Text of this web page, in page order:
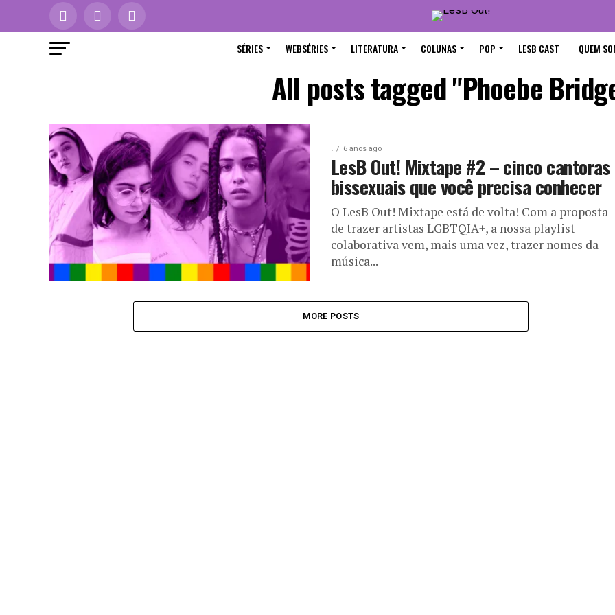
SÉRIES WEBSÉRIES LITERATURA COLUNAS POP LESB CAST QUEM
All posts tagged "Phoebe
. 6 anos ago
LesB Out! Mixtape #2 – cinco cantoras
bissexuais que você precisa conhecer
O LesB Out! Mixtape está de volta! Com a proposta
de trazer artistas LGBTQIA+, a nossa playlist
colaborativa vem, mais uma vez, trazer nomes da
música...
MORE POSTS